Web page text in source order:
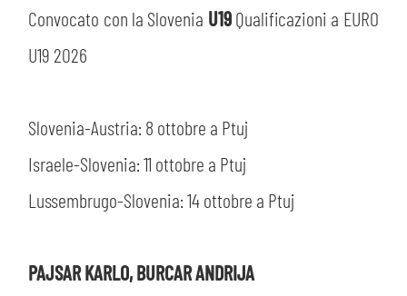
Convocato con la Slovenia U19Qualificazioni a EURO
U19 2026
Slovenia-Austria: 8 ottobre a Ptuj
Israele-Slovenia: 11 ottobre a Ptuj
Lussembrugo-Slovenia: 14 ottobre a Ptuj
PAJSAR KARLO, BURCAR ANDRIJA